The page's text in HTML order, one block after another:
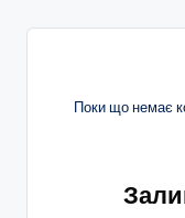
Поки що немає